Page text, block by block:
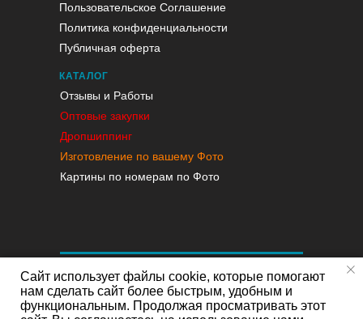
Пользовательское Соглашение
Политика конфиденциальности
Публичная оферта
КАТАЛОГ
Отзывы и Работы
Оптовые закупки
Дропшиппинг
Изготовление по вашему Фото
Картины по номерам по Фото
Сайт использует файлы cookie, которые помогают
нам сделать сайт более быстрым, удобным и
функциональным. Продолжая просматривать этот